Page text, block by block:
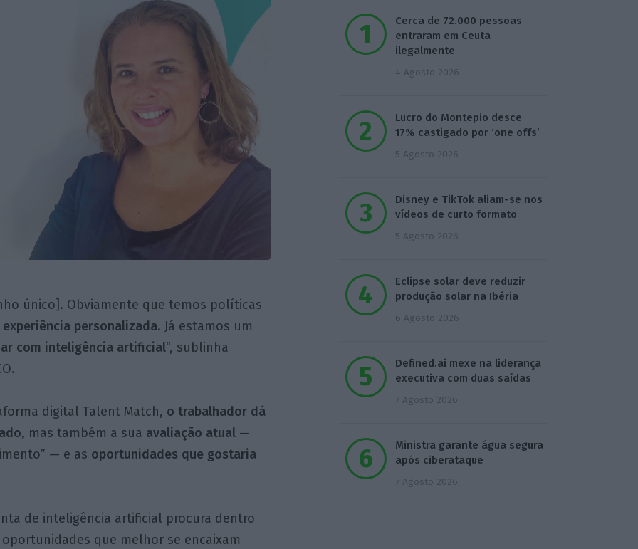
único]. Obviamente que temos políticas
personalizada. Já estamos um
com inteligência artificial“, sublinha
digital Talent Match, o trabalhador dá
, mas também a sua avaliação atual—
— e as oportunidades que gostaria
de inteligência artificial procura dentro
que melhor se encaixam
Cerca de 72.000 pessoas
entraram em Ceuta
ilegalmente
4 Agosto 2026
Lucro do Montepio desce
17% castigado por ‘one offs’
5 Agosto 2026
Disney e TikTok aliam-se nos
vídeos de curto formato
5 Agosto 2026
Eclipse solar deve reduzir
produção solar na Ibéria
6 Agosto 2026
Defined.ai mexe na liderança
executiva com duas saídas
7 Agosto 2026
Ministra garante água segura
após ciberataque
7 Agosto 2026